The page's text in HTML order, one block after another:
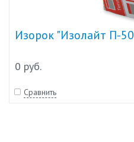
Изорок "Изолайт П-
0 руб.
Сравнить